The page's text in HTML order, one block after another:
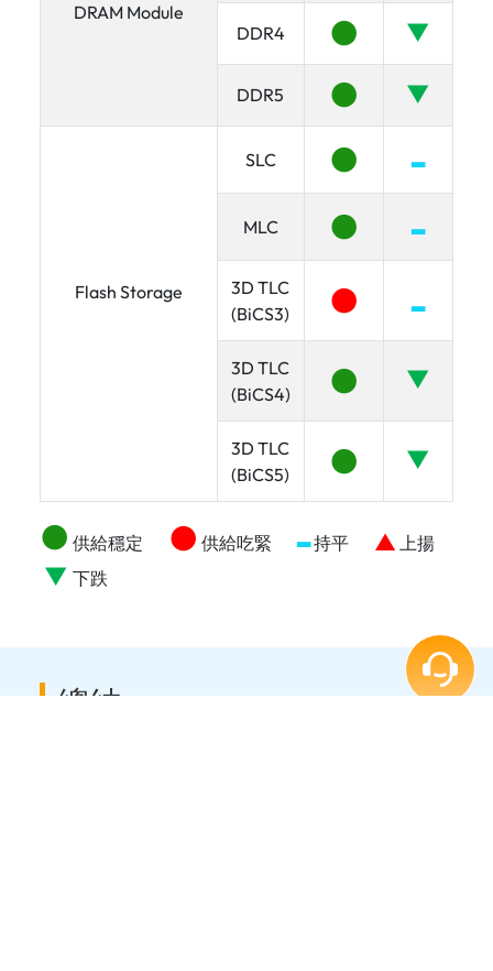
DRAM Module
DDR4 ● ▼
DDR5 ● ▼
Flash Storage
SLC ● ▂
MLC ● ▂
3D TLC
(BiCS3)
● ▂
3D TLC
(BiCS4)
● ▼
3D TLC
(BiCS5)
● ▼
● 供給穩定 ● 供給吃緊 ▂持平 ▲ 上揚
▼ 下跌
總結